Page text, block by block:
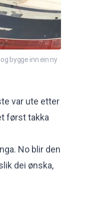
bygge inn ein ny
var ute etter
først takka
No blir den
dei ønska,